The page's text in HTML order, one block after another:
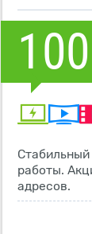
100
работы.
адресов.